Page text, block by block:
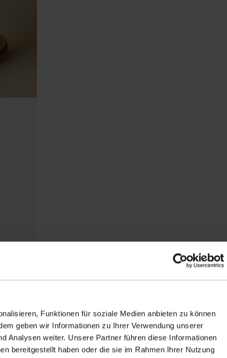
Funktionen für soziale Medien anbieten zu können
geben wir Informationen zu Ihrer Verwendung unserer
Analysen weiter. Unsere Partner führen diese Informationen
bereitgestellt haben oder die sie im Rahmen Ihrer Nutzung